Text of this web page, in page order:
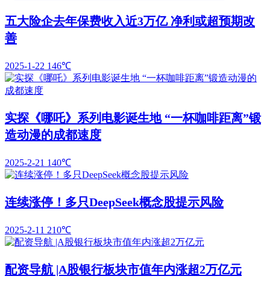
五大险企去年保费收入近3万亿 净利或超预期改
善
2025-1-22 146℃
实探《哪吒》系列电影诞生地 “一杯咖啡距离”锻
造动漫的成都速度
2025-2-21 140℃
连续涨停！多只DeepSeek概念股提示风险
2025-2-11 210℃
配资导航 |A股银行板块市值年内涨超2万亿元